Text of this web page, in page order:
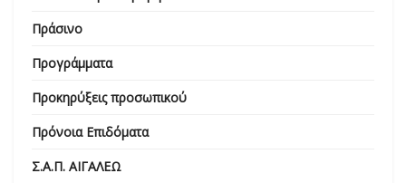
Πράσινο
Προγράμματα
Προκηρύξεις προσωπικού
Πρόνοια Επιδόματα
Σ.Α.Π. ΑΙΓΑΛΕΩ